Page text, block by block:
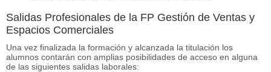
Salidas Profesionales de la FP Gestión de Ventas y
Espacios Comerciales
Una vez finalizada la formación y alcanzada la titulación los
alumnos contarán con amplias posibilidades de acceso en alguna
de las siguientes salidas laborales: